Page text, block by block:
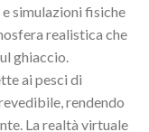
simulazioni fisiche
realistica che
ghiaccio.
ai pesci di
rendendo
La realtà virtuale